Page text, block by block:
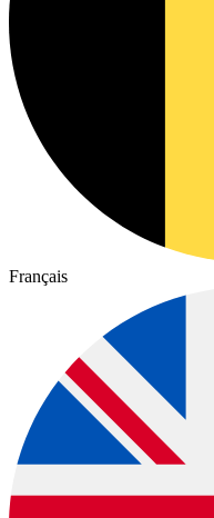
Français